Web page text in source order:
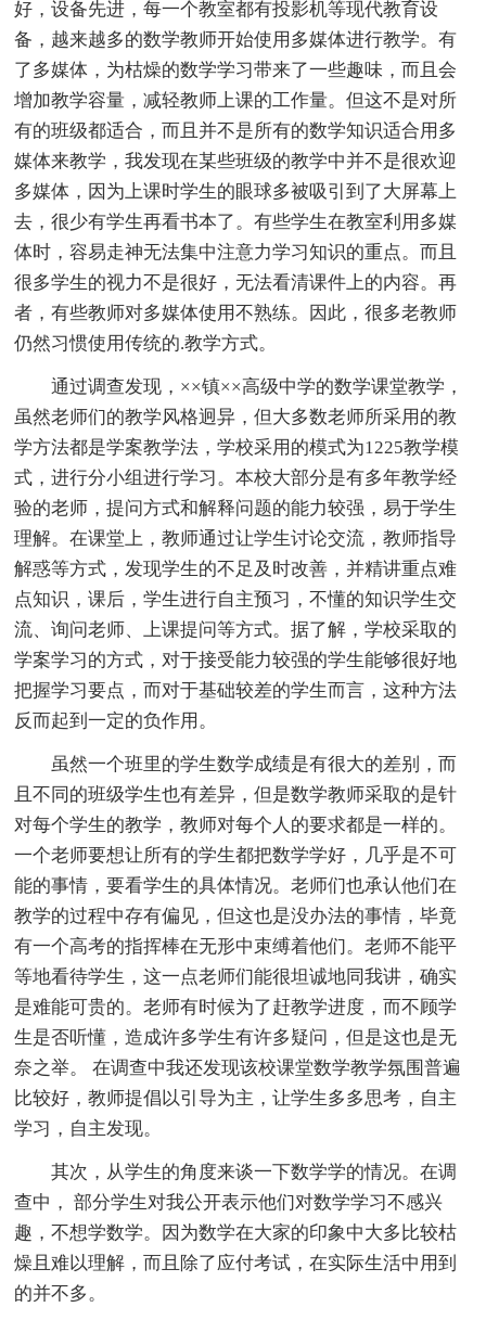
好，设备先进，每一个教室都有投影机等现代教育设
备，越来越多的数学教师开始使用多媒体进行教学。有
了多媒体，为枯燥的数学学习带来了一些趣味，而且会
增加教学容量，减轻教师上课的工作量。但这不是对所
有的班级都适合，而且并不是所有的数学知识适合用多
媒体来教学，我发现在某些班级的教学中并不是很欢迎
多媒体，因为上课时学生的眼球多被吸引到了大屏幕上
去，很少有学生再看书本了。有些学生在教室利用多媒
体时，容易走神无法集中注意力学习知识的重点。而且
很多学生的视力不是很好，无法看清课件上的内容。再
者，有些教师对多媒体使用不熟练。因此，很多老教师
仍然习惯使用传统的.教学方式。
通过调查发现，××镇××高级中学的数学课堂教学，
虽然老师们的教学风格迥异，但大多数老师所采用的教
学方法都是学案教学法，学校采用的模式为1225教学模
式，进行分小组进行学习。本校大部分是有多年教学经
验的老师，提问方式和解释问题的能力较强，易于学生
理解。在课堂上，教师通过让学生讨论交流，教师指导
解惑等方式，发现学生的不足及时改善，并精讲重点难
点知识，课后，学生进行自主预习，不懂的知识学生交
流、询问老师、上课提问等方式。据了解，学校采取的
学案学习的方式，对于接受能力较强的学生能够很好地
把握学习要点，而对于基础较差的学生而言，这种方法
反而起到一定的负作用。
虽然一个班里的学生数学成绩是有很大的差别，而
且不同的班级学生也有差异，但是数学教师采取的是针
对每个学生的教学，教师对每个人的要求都是一样的。
一个老师要想让所有的学生都把数学学好，几乎是不可
能的事情，要看学生的具体情况。老师们也承认他们在
教学的过程中存有偏见，但这也是没办法的事情，毕竟
有一个高考的指挥棒在无形中束缚着他们。老师不能平
等地看待学生，这一点老师们能很坦诚地同我讲，确实
是难能可贵的。老师有时候为了赶教学进度，而不顾学
生是否听懂，造成许多学生有许多疑问，但是这也是无
奈之举。 在调查中我还发现该校课堂数学教学氛围普遍
比较好，教师提倡以引导为主，让学生多多思考，自主
学习，自主发现。
其次，从学生的角度来谈一下数学学的情况。在调
查中， 部分学生对我公开表示他们对数学学习不感兴
趣，不想学数学。因为数学在大家的印象中大多比较枯
燥且难以理解，而且除了应付考试，在实际生活中用到
的并不多。